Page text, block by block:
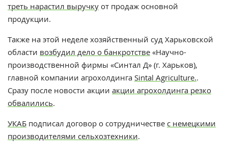
треть нарастил выручку от продаж основной
продукции.
Также на этой неделе хозяйственный суд Харьковской
области возбудил дело о банкротстве «Научно-
производственной фирмы «Синтал Д» (г. Харьков),
главной компании агрохолдинга Sintal Agriculture..
Сразу после новости акции акции агрохолдинга резко
обвалились.
УКАБ подписал договор о сотрудничестве с немецкими
производителями сельхозтехники.